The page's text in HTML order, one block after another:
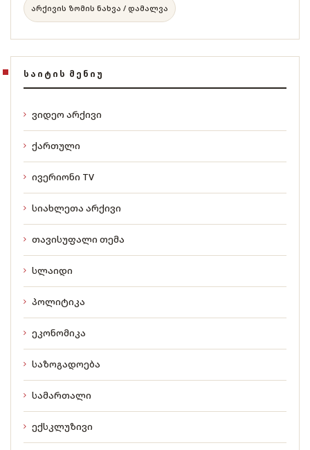
არქივის ზომის ნახვა / დამალვა
ᲡᲐᲘᲢᲘᲡ ᲛᲔᲜᲘᲣ
ვიდეო არქივი
ქართული
ივერიონი TV
სიახლეთა არქივი
თავისუფალი თემა
სლაიდი
პოლიტიკა
ეკონომიკა
საზოგადოება
სამართალი
ექსკლუზივი